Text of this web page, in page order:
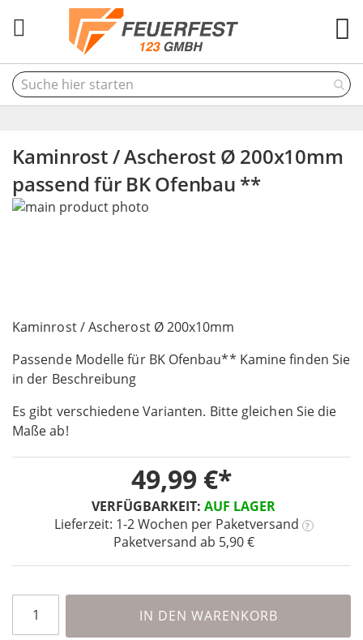
Kaminrost / Ascherost Ø 200x10mm
passend für BK Ofenbau **
Kaminrost / Ascherost Ø 200x10mm
Passende Modelle für BK Ofenbau** Kamine finden Sie
in der Beschreibung
Es gibt verschiedene Varianten. Bitte gleichen Sie die
Maße ab!
VERFÜGBARKEIT: AUF LAGER
Lieferzeit: 1-2 Wochen per Paketversand ?
Paketversand ab 5,90 €
49,99 €
IN DEN WARENKORB
Skip
gallery
to
beginning
of
images
gallery